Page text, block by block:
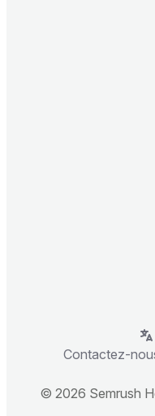
Contactez-
© 2026 Semrush